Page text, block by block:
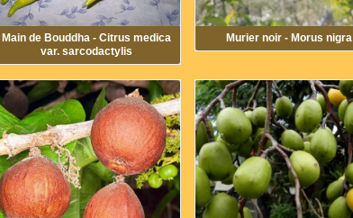
Main de Bouddha - Citrus medica
var. sarcodactylis
Murier noir - Morus nigra